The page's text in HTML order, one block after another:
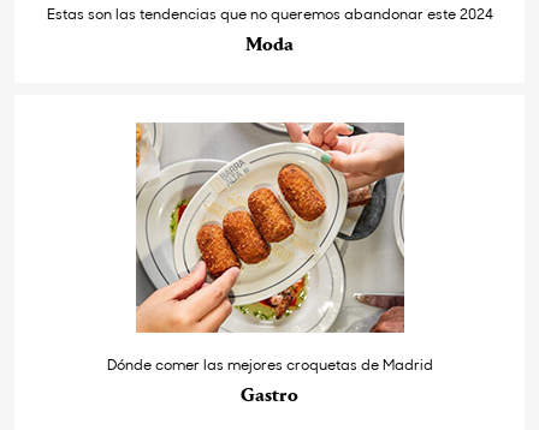
Estas son las tendencias que no queremos abandonar este 2024
Moda
Dónde comer las mejores croquetas de Madrid
Gastro